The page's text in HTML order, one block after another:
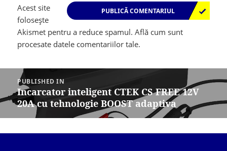
Acest site
folosește
Akismet pentru a reduce spamul.Află cum sunt
procesate datele comentariilor tale.
Navigare
articole
PUBLISHED IN
Incarcator inteligent CTEK CS FREE 12V
20A cu tehnologie BOOST adaptiva